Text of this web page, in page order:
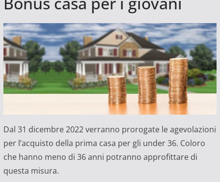
Dal 31 dicembre 2022 verranno prorogate le agevolazioni
per l’acquisto della prima casa per gli under 36. Coloro
che hanno meno di 36 anni potranno approfittare di
questa misura.